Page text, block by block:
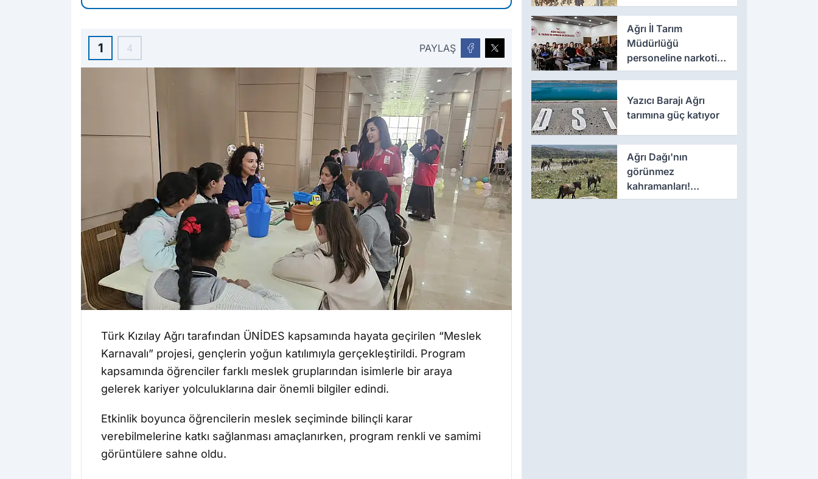
1 4 PAYLAŞ
Türk Kızılay Ağrı tarafından ÜNİDES kapsamında hayata geçirilen “Meslek
Karnavalı” projesi, gençlerin yoğun katılımıyla gerçekleştirildi. Program
kapsamında öğrenciler farklı meslek gruplarından isimlerle bir araya
gelerek kariyer yolculuklarına dair önemli bilgiler edindi.
Etkinlik boyunca öğrencilerin meslek seçiminde bilinçli karar
verebilmelerine katkı sağlanması amaçlanırken, program renkli ve samimi
görüntülere sahne oldu.
bulundu
Ağrı İl Tarım
Müdürlüğü
personeline narkotik,
dolandırıcılık ve acil
verildi
Yazıcı Barajı Ağrı
tarımına güç katıyor
Ağrı Dağı'nın
görünmez
kahramanları!
zirvenin en ağır